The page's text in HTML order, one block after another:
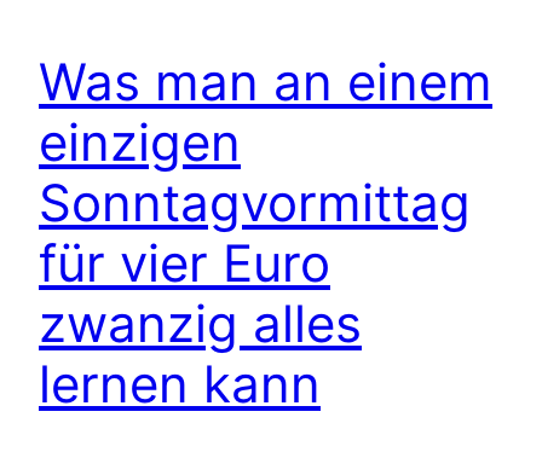
Was man an einem
einzigen
Sonntagvormittag
für vier Euro
zwanzig alles
lernen kann